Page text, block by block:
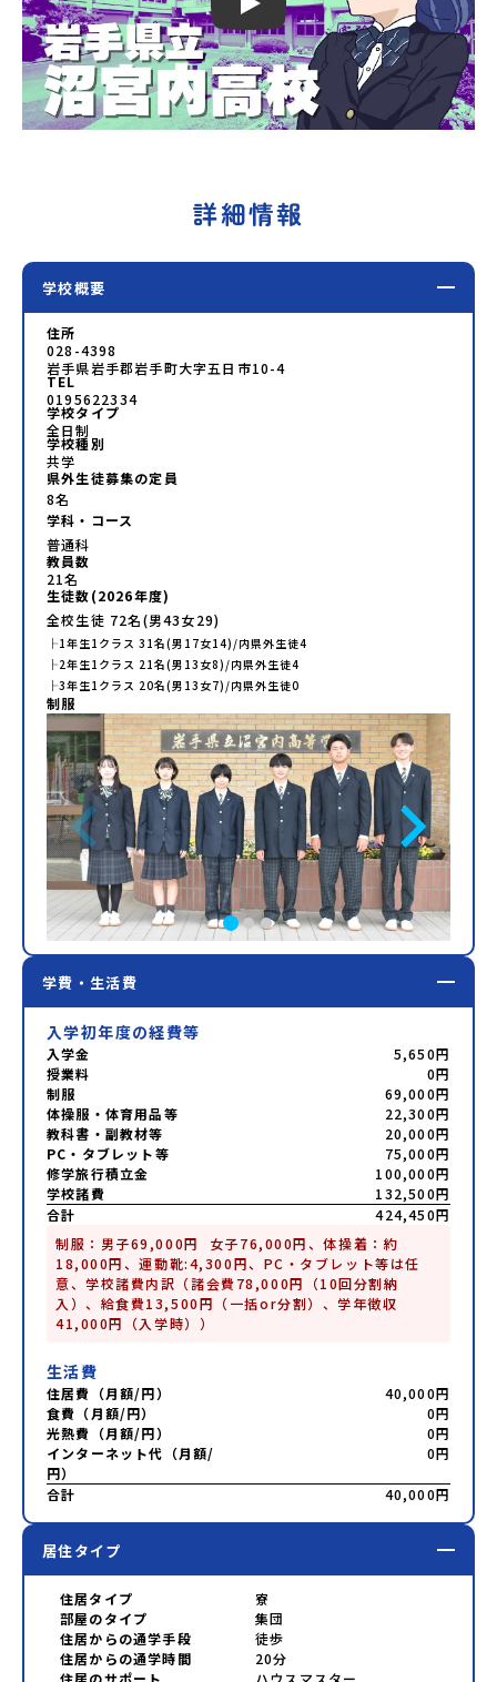
Play
詳細情報
学校概要
住所
028-4398
岩手県岩手郡岩手町大字五日市10-4
TEL
0195622334
学校タイプ
全日制
学校種別
共学
県外生徒募集の定員
8名
学科・コース
普通科
教員数
21名
生徒数(2026年度)
全校生徒 72名(男43女29)
├1年生1 クラス 31 名(男 17女14)/内県外生徒4
├2年生1 クラス 21 名(男 13 女8)/内県外生徒4
├3年生1 クラス 20名(男 13 女7)/内県外生徒0
制服
学費・生活費
入学初年度の経費等
入学金
5,650円
授業料
0円
制服
69,000円
体操服・体育用品等
22,300円
教科書・副教材等
20,000円
PC・タブレット等
75,000円
修学旅行積立金
100,000円
学校諸費
132,500円
合計
424,450円
制服：男子69,000円  女子76,000円、体操着：約
18,000円、運動靴:4,300円、PC・タブレット等は任
意、学校諸費内訳（諸会費78,000円（10回分割納
入）、給食費13,500円（一括or分割）、学年徴収
41,000円（入学時））
生活費
住居費（月額/円）
40,000円
食費（月額/円）
0円
光熱費（月額/円）
0円
インターネット代（月額/
円）
0円
合計 40,000円
居住タイプ
住居タイプ
寮
部屋のタイプ
集団
住居からの通学手段
徒歩
住居からの通学時間
20分
住居のサポート
ハウスマスター